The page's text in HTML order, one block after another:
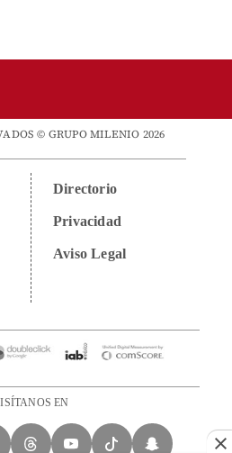
© GRUPO MILENIO 2026
Directorio
Privacidad
Aviso Legal
EN